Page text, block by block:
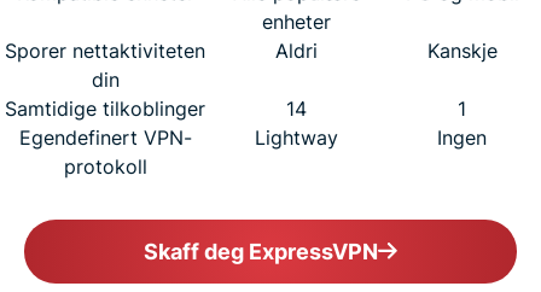
enheter
Sporer nettaktiviteten
din
Aldri Kanskje
Samtidige tilkoblinger 14
1
Egendefinert VPN-
protokoll
Lightway Ingen
Skaff deg ExpressVPN